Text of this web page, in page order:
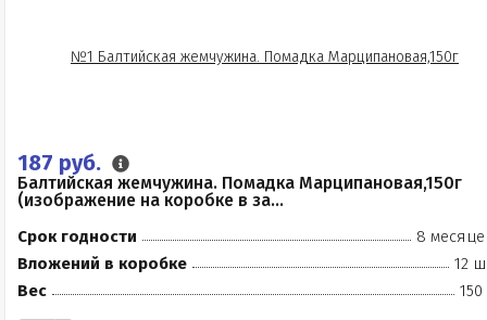
187 руб.
Балтийская жемчужина. Помадка Марципановая,150г
(изображение на коробке в за...
Срок годности
8
Вложений в коробке
12
Вес
150